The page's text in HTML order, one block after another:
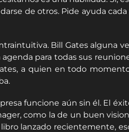
de otros. Pide ayuda
Bill Gates alguna
para todas sus
a quien en todo
funcione aún sin él. El
como la de un buen
lanzado recientemente,